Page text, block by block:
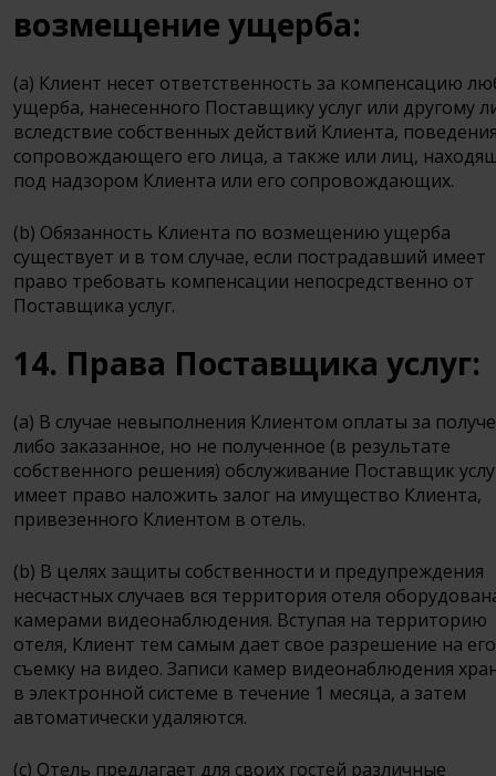
возмещение ущерба:
(a) Клиент несет ответственность за компенсацию
ущерба, нанесенного Поставщику услуг или другому
вследствие собственных действий Клиента,
сопровождающего его лица, а также или лиц,
под надзором Клиента или его сопровождающих.
(b) Обязанность Клиента по возмещению ущерба
существует и в том случае, если пострадавший имеет
право требовать компенсации непосредственно от
Поставщика услуг.
14. Права Поставщика услуг:
(a) В случае невыполнения Клиентом оплаты за
либо заказанное, но не полученное (в результате
собственного решения) обслуживание Поставщик
имеет право наложить залог на имущество Клиента,
привезенного Клиентом в отель.
(b) В целях защиты собственности и предупреждения
несчастных случаев вся территория отеля
камерами видеонаблюдения. Вступая на территорию
отеля, Клиент тем самым дает свое разрешение на его
съемку на видео. Записи камер видеонаблюдения
в электронной системе в течение 1 месяца, а затем
автоматически удаляются.
(c) Отель предлагает для своих гостей различные